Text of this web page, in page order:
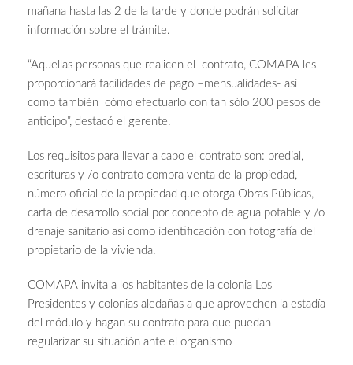
mañana hasta las 2 de la tarde y donde podrán solicitar
información sobre el trámite.
“Aquellas personas que realicen el contrato, COMAPA les
proporcionará facilidades de pago –mensualidades- así
como también cómo efectuarlo con tan sólo 200 pesos de
anticipo”, destacó el gerente.
Los requisitos para llevar a cabo el contrato son: predial,
escrituras y /o contrato compra venta de la propiedad,
número oficial de la propiedad que otorga Obras Públicas,
carta de desarrollo social por concepto de agua potable y /o
drenaje sanitario así como identificación con fotografía del
propietario de la vivienda.
COMAPA invita a los habitantes de la colonia Los
Presidentes y colonias aledañas a que aprovechen la estadía
del módulo y hagan su contrato para que puedan
regularizar su situación ante el organismo